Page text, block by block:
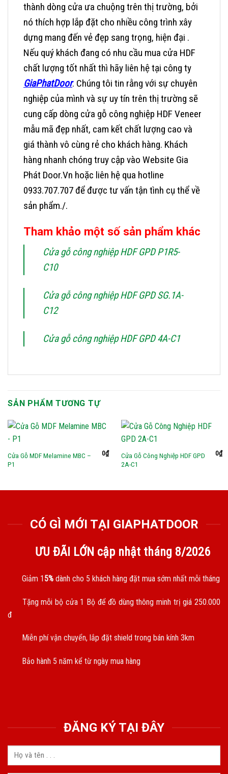
thành dòng cửa ưa chuộng trên thị trường, bởi
nó thích hợp lắp đặt cho nhiều công trình xây
dựng mang đến vẻ đẹp sang trọng, hiện đại .
Nếu quý khách đang có nhu cầu mua cửa HDF
chất lượng tốt nhất thì hãy liên hệ tại công ty
GiaPhatDoor. Chúng tôi tin rằng với sự chuyên
nghiệp của mình và sự uy tín trên thị trường sẽ
cung cấp dòng cửa gỗ công nghiệp HDF Veneer
mẫu mã đẹp nhất, cam kết chất lượng cao và
giá thành vô cùng rẻ cho khách hàng. Khách
hàng nhanh chóng truy cập vào Website Gia
Phát Door.Vn hoặc liên hệ qua hotline
0933.707.707 để được tư vấn tận tình cụ thể về
sản phẩm./.
Tham khảo một số sản phẩm khác
Cửa gỗ công nghiệp HDF GPD P1R5-
C10
Cửa gỗ công nghiệp HDF GPD SG.1A-
C12
Cửa gỗ công nghiệp HDF GPD 4A-C1
SẢN PHẨM TƯƠNG TỰ
Cửa Gỗ MDF Melamine MBC –
P1
0₫
Cửa Gỗ Công Nghiệp HDF GPD
2A-C1
0₫
CÓ GÌ MỚI TẠI GIAPHATDOOR
ƯU ĐÃI LỚN cập nhật tháng 8/2026
Giảm 15% dành cho 5 khách hàng đặt mua sớm nhất mỗi tháng
Tặng mỗi bộ cửa 1 Bộ để đồ dùng thông minh trị giá 250.000
đ
Miễn phí vận chuyển, lắp đặt shield trong bán kính 3km
Bảo hành 5 năm kể từ ngày mua hàng
ĐĂNG KÝ TẠI ĐÂY